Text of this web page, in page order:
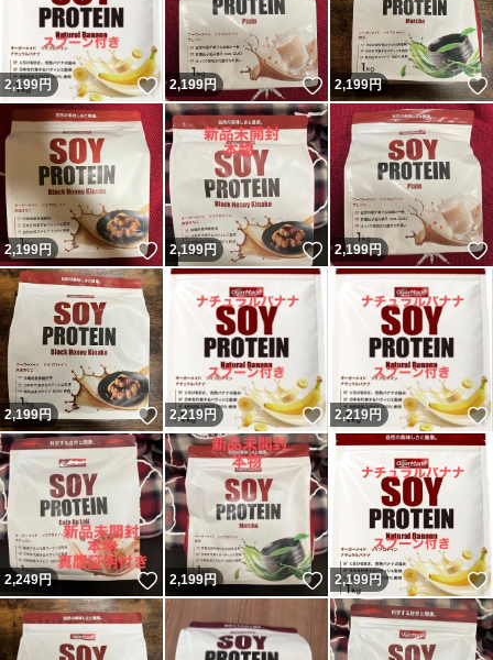
2,199円 いいね！
2,199円 いいね！
2,199円
2,199円 いいね！
2,199円 いいね！
2,199円
2,199円 いいね！
2,219円 いいね！
2,219円
2,249円 いいね！
2,199円 いいね！
2,199円